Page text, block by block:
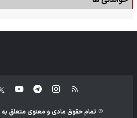
تمام حقوق مادی و معنوی متعلق به